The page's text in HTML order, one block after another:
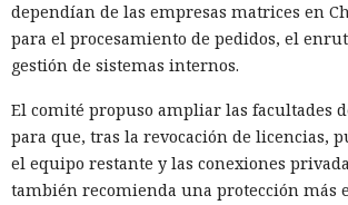
dependían de las empresas matrices en
para el procesamiento de pedidos, el
gestión de sistemas internos.
El comité propuso ampliar las facultades
para que, tras la revocación de licencias,
el equipo restante y las conexiones
también recomienda una protección más